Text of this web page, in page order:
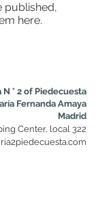
published,
here.
° 2 of Piedecuesta
Fernanda Amaya
Madrid
Center, local 322